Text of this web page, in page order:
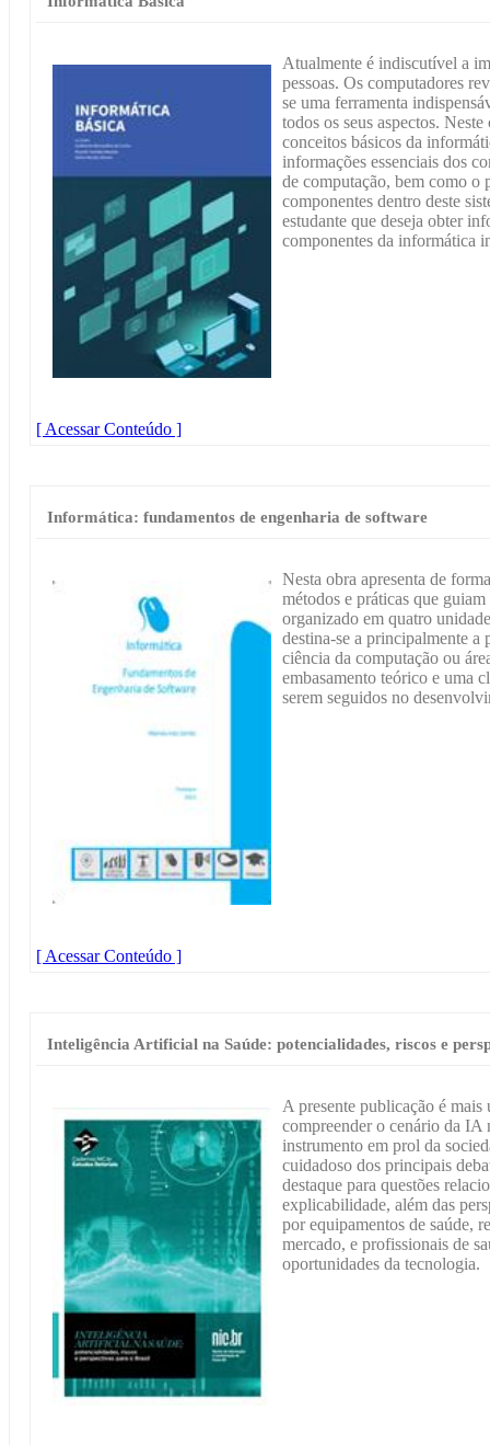
Atualmente é indiscutível a
pessoas. Os computadores
se uma ferramenta
todos os seus aspectos.
conceitos básicos da
informações essenciais dos
de computação, bem como o
componentes dentro deste
estudante que deseja obter
componentes da informática
[ Acessar Conteúdo ]
Informática: fundamentos de engenharia de software
Nesta obra apresenta de
métodos e práticas que
organizado em quatro
destina-se a principalmente a
ciência da computação ou
embasamento teórico e uma
serem seguidos no
[ Acessar Conteúdo ]
Inteligência Artificial na Saúde: potencialidades, riscos e
A presente publicação é
compreender o cenário da IA
instrumento em prol da
cuidadoso dos principais
destaque para questões
explicabilidade, além das
por equipamentos de saúde,
mercado, e profissionais de
oportunidades da tecnologia.